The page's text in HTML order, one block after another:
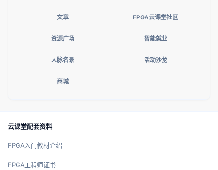
文章 FPGA云课堂社区
资源广场 智能就业
人脉名录 活动沙龙
商城
云课堂配套资料
FPGA入门教材介绍
FPGA工程师证书